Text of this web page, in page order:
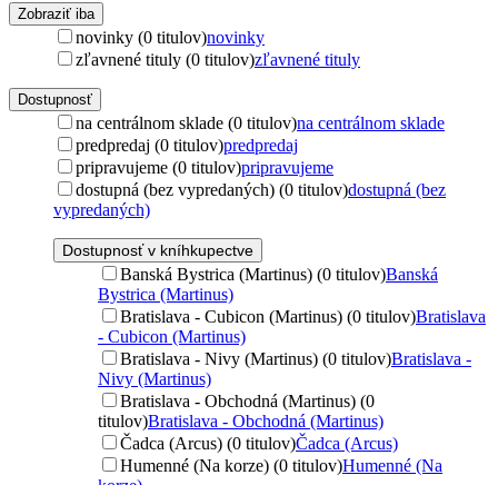
Zobraziť iba
novinky (0 titulov)novinky
zľavnené tituly (0 titulov)zľavnené tituly
Dostupnosť
na centrálnom sklade (0 titulov)na centrálnom sklade
predpredaj (0 titulov)predpredaj
pripravujeme (0 titulov)pripravujeme
dostupná (bez vypredaných) (0 titulov)dostupná (bez
vypredaných)
Dostupnosť v kníhkupectve
Banská Bystrica (Martinus) (0 titulov)Banská
Bystrica (Martinus)
Bratislava - Cubicon (Martinus) (0 titulov)Bratislava
- Cubicon (Martinus)
Bratislava - Nivy (Martinus) (0 titulov)Bratislava -
Nivy (Martinus)
Bratislava - Obchodná (Martinus) (0
titulov)Bratislava - Obchodná (Martinus)
Čadca (Arcus) (0 titulov)Čadca (Arcus)
Humenné (Na korze) (0 titulov)Humenné (Na